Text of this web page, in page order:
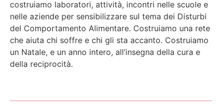
costruiamo laboratori, attività, incontri nelle scuole e
nelle aziende per sensibilizzare sul tema dei Disturbi
del Comportamento Alimentare. Costruiamo una rete
che aiuta chi soffre e chi gli sta accanto. Costruiamo
un Natale, e un anno intero, all’insegna della cura e
della reciprocità.